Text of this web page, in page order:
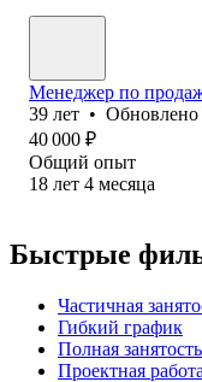
Менеджер по
39 лет • Обновлено
40 000 ₽
Общий опыт
18 лет 4 месяца
Быстрые
Частичная
Гибкий график
Полная занятость
Проектная работа